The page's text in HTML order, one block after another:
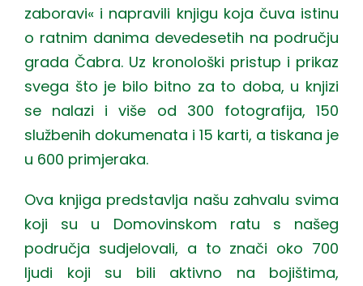
zaboravi« i napravili knjigu koja čuva istinu
o ratnim danima devedesetih na području
grada Čabra. Uz kronološki pristup i prikaz
svega što je bilo bitno za to doba, u knjizi
se nalazi i više od 300 fotografija, 150
službenih dokumenata i 15 karti, a tiskana je
u 600 primjeraka.
Ova knjiga predstavlja našu zahvalu svima
koji su u Domovinskom ratu s našeg
područja sudjelovali, a to znači oko 700
ljudi koji su bili aktivno na bojištima,